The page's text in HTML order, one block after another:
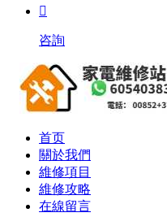

咨詢
首页
關於我們
維修項目
維修攻略
在線留言